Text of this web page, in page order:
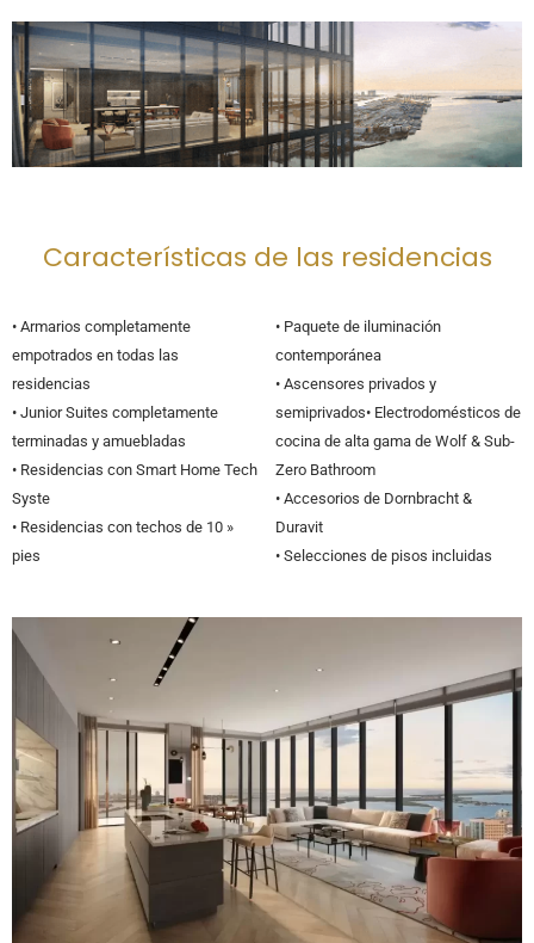
Características de las residencias
• Armarios completamente
empotrados en todas las
residencias
• Junior Suites completamente
terminadas y amuebladas
• Residencias con Smart Home Tech
Syste
• Residencias con techos de 10 »
pies
• Paquete de iluminación
contemporánea
• Ascensores privados y
semiprivados• Electrodomésticos de
cocina de alta gama de Wolf & Sub-
Zero Bathroom
• Accesorios de Dornbracht &
Duravit
• Selecciones de pisos incluidas